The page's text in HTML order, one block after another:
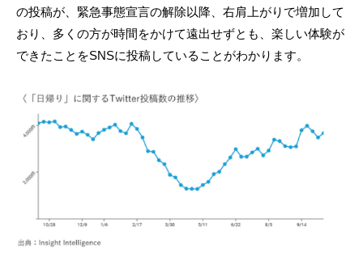
の投稿が、緊急事態宣言の解除以降、右肩上がりで増加して
おり、多くの方が時間をかけて遠出せずとも、楽しい体験が
できたことをSNSに投稿していることがわかります。